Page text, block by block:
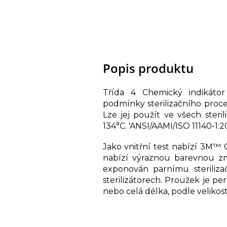
Popis produktu
Třída 4 Chemický
podmínky sterilizačního
Lze jej použít ve všech
134°C. 'ANSI/AAMI/ISO 11140-
Jako vnitřní test nabízí 3M™
nabízí výraznou barevnou
exponován parnímu
sterilizátorech. Proužek je
nebo celá délka, podle